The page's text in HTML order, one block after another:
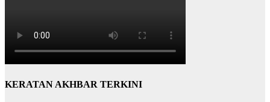
KERATAN AKHBAR TERKINI